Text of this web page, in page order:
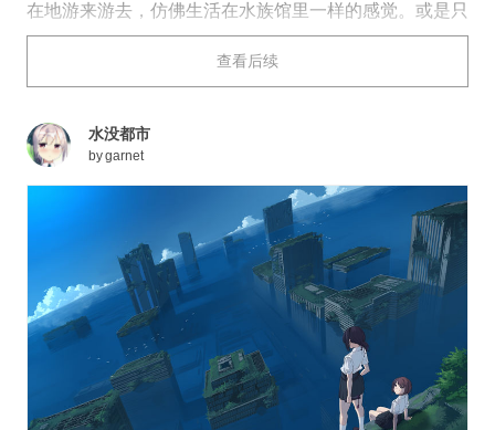
在地游来游去，仿佛生活在水族馆里一样的感觉。或是只
能站在水面上茫然地望着淹没在水中的城市，整个世界充
满了绝望。当城市淹没在水中时，究竟会变为哪一种世界
呢？
底·淹没都市”的插画作品特辑。快来看看吧。
查看后续
水没都市
bygarnet